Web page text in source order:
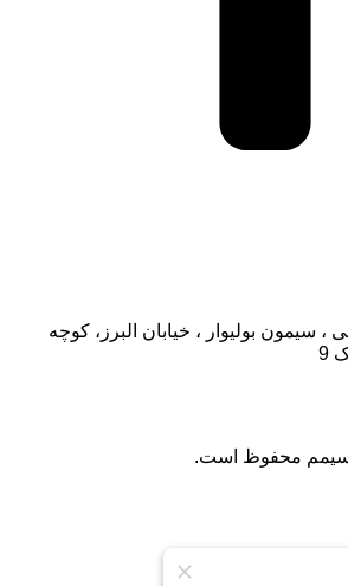
، سیمون بولیوار ، خیابان البرز، کوچه
9
محفوظ است.